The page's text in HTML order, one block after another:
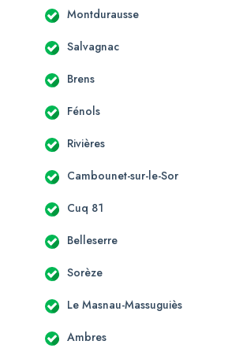
Montdurausse
Salvagnac
Brens
Fénols
Rivières
Cambounet-sur-le-Sor
Cuq 81
Belleserre
Sorèze
Le Masnau-Massuguiès
Ambres